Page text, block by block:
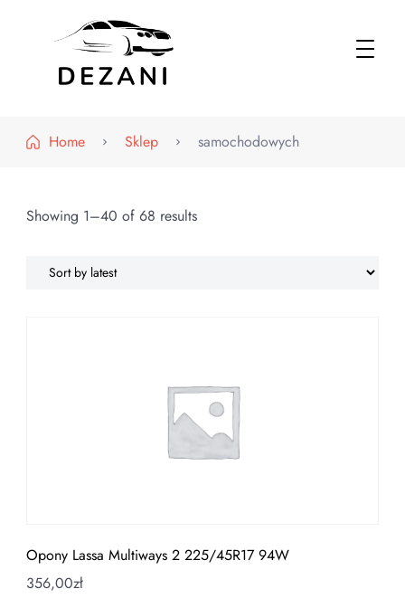
Home
Sklep samochodowych
Showing 1–40 of 68 results
Opony Lassa Multiways 2 225/45R17 94W
356,00zł